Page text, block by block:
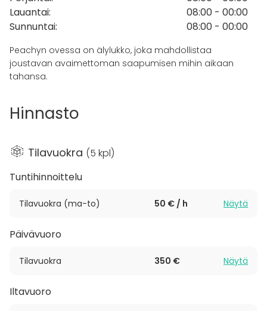
- strategiapäivät
- tiimipäivät
- valokuvaukset
- tapahtumat
- synttärit
- baby showerit
- illanistujaiset
- pikkujoulut
- polttarit
Lauantai:
08:00 - 00:00
Sunnuntai: 08:00 - 00:00
Peachyn ovessa on älylukko, joka mahdollistaa
joustavan avaimettoman saapumisen mihin aikaan
tahansa.
Hinnasto
Tilavuokra (5 kpl)
Tuntihinnoittelu
Tilavuokra (ma-to) 50 € / h Näytä
Päivävuoro
Tilavuokra 350 € Näytä
Iltavuoro